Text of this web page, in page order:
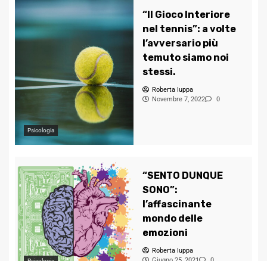
Psicologia
“Il Gioco Interiore
nel tennis”: a volte
l’avversario più
temuto siamo noi
stessi.
Roberta Iuppa
Novembre 7, 2022
0
“SENTO DUNQUE
SONO”:
l’affascinante
mondo delle
emozioni
Roberta Iuppa